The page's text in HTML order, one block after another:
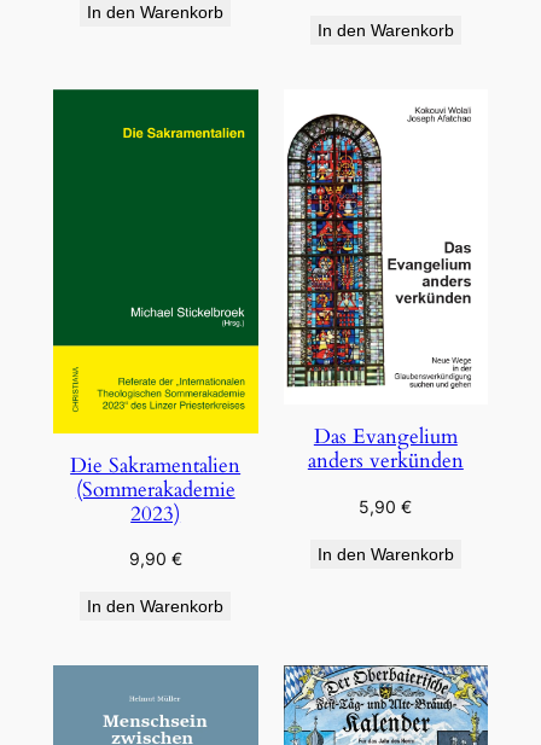
In den Warenkorb
In den Warenkorb
Die Sakramentalien
(Sommerakademie
2023)
9,90 €
In den Warenkorb
Das Evangelium
anders verkünden
5,90€
In den Warenkorb